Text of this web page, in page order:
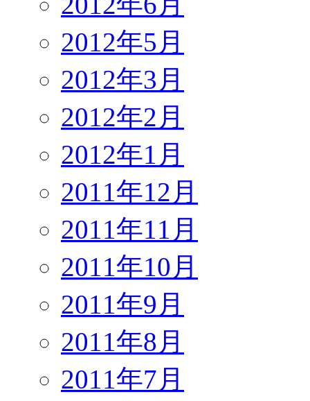
2012年5月
2012年3月
2012年2月
2012年1月
2011年12月
2011年11月
2011年10月
2011年9月
2011年8月
2011年7月